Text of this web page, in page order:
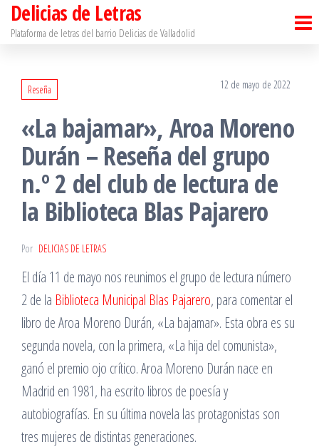
SaltarDelicias de Letras
Plataforma de letras del barrio Delicias de Valladolid
Reseña 12 de mayo de 2022
«La bajamar», Aroa Moreno
Durán – Reseña del grupo
n.º 2 del club de lectura de
la Biblioteca Blas Pajarero
Por DELICIAS DE LETRAS
El día 11 de mayo nos reunimos el grupo de lectura número
2 de la Biblioteca Municipal Blas Pajarero, para comentar el
libro de Aroa Moreno Durán, «La bajamar». Esta obra es su
segunda novela, con la primera, «La hija del comunista»,
ganó el premio ojo crítico. Aroa Moreno Durán nace en
Madrid en 1981, ha escrito libros de poesía y
autobiografías. En su última novela las protagonistas son
tres mujeres de distintas generaciones.